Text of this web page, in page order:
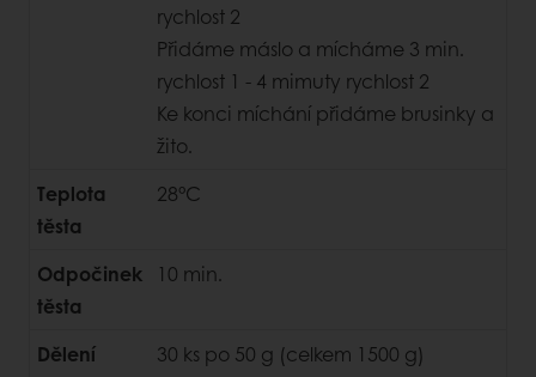
rychlost 2
Přidáme máslo a mícháme 3 min.
rychlost 1 - 4 mimuty rychlost 2
Ke konci míchání přidáme brusinky a
žito.
Teplota
těsta
28°C
Odpočinek
těsta
10 min.
Dělení
30 ks po 50 g (celkem 1500 g)